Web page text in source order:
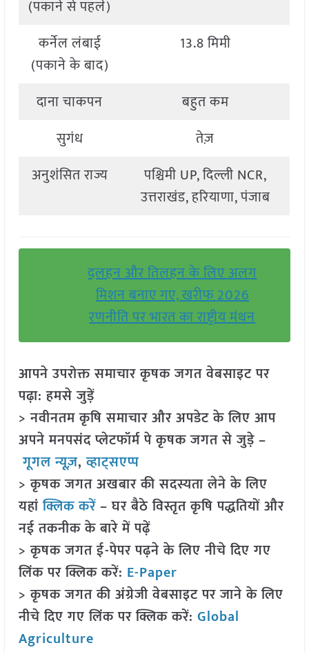
(पकाने से पहले)
कर्नेल लंबाई
(पकाने के बाद)
13.8 मिमी
दाना चाकपन
बहुत कम
सुगंध
तेज़
अनुशंसित राज्य
पश्चिमी UP, दिल्ली NCR,
उत्तराखंड, हरियाणा, पंजाब
दलहन और तिलहन के लिए अलग
मिशन बनाए गए, खरीफ 2026
रणनीति पर भारत का राष्ट्रीय मंथन
आपने उपरोक्त समाचार कृषक जगत वेबसाइट पर
पढ़ा: हमसे जुड़ें
> नवीनतम कृषि समाचार और अपडेट के लिए आप
अपने मनपसंद प्लेटफॉर्म पे कृषक जगत से जुड़े –
गूगल न्यूज़,व्हाट्सएप्प
> कृषक जगत अखबार की सदस्यता लेने के लिए
यहांक्लिक करें– घर बैठे विस्तृत कृषि पद्धतियों और
नई तकनीक के बारे में पढ़ें
> कृषक जगत ई-पेपर पढ़ने के लिए नीचे दिए गए
लिंक पर क्लिक करें: E-Paper
> कृषक जगत की अंग्रेजी वेबसाइट पर जाने के लिए
नीचे दिए गए लिंक पर क्लिक करें: Global
Agriculture